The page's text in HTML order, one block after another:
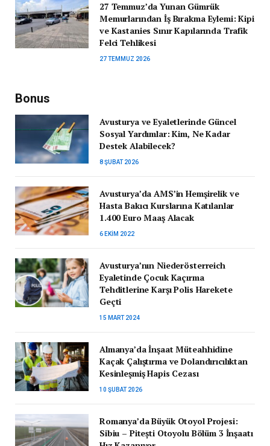
27 Temmuz’da Yunan Gümrük
Memurlarından İş Bırakma Eylemi: Kipi
ve Kastanies Sınır Kapılarında Trafik
Felci Tehlikesi
27 TEMMUZ 2026
Bonus
Avusturya ve Eyaletlerinde Güncel
Sosyal Yardımlar: Kim, Ne Kadar
Destek Alabilecek?
8 ŞUBAT 2026
Avusturya’da AMS’in Hemşirelik ve
Hasta Bakıcı Kurslarına Katılanlar
1.400 Euro Maaş Alacak
6 EKIM 2022
Avusturya’nın Niederösterreich
Eyaletinde Çocuk Kaçırma
Tehditlerine Karşı Polis Harekete
Geçti
15 MART 2024
Almanya’da İnşaat Müteahhidine
Kaçak Çalıştırma ve Dolandırıcılıktan
Kesinleşmiş Hapis Cezası
10 ŞUBAT 2026
Romanya’da Büyük Otoyol Projesi:
Sibiu – Pitești Otoyolu Bölüm 3 İnşaatı